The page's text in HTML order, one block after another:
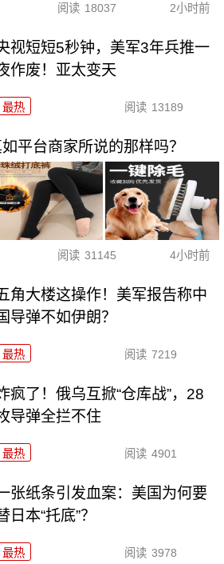
阅读 18037 2小时前
视短短5秒钟，美军3年兵推一
作废！亚太变天
最热 阅读 13189
平台商家所说的那样吗？
阅读 31145 4小时前
角大楼这操作！美军报告称中
导弹不如伊朗？
最热 阅读 7219
疯了！俄乌互掀“仓库战”，28
导弹全拦不住
最热 阅读 4901
张纸条引发血案：美国为何要
日本“托底”？
最热 阅读 3978